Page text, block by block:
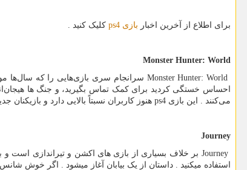
برای اطلاع از آخرین اخبار بازی ps4 کلیک کنید .
Monster Hunter: World
Monster Hunter: World سرانجام سری بازی‌هایی را که سال‌ها
احساس خستگی کردید برای کمک تماس بگیرید، و جنگ ها
می‌کنند . این بازی ps4 هنوز کاربران نسبتاً بالایی دارد و
Journey
Journey بر خلاف بسیاری از بازی های اکشن و تیراندازی است
استفاده میکنید . داستان از یک بیابان آغاز میشود . اگر خوش